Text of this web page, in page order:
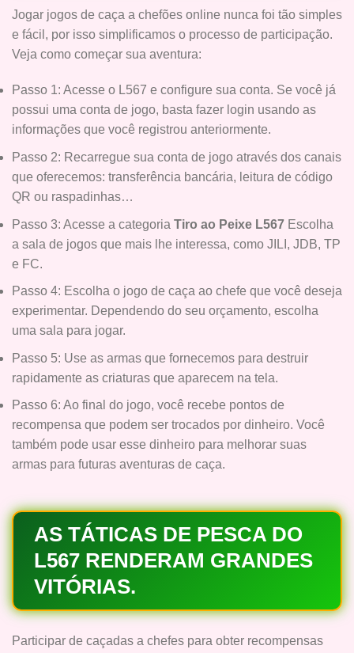
Jogar jogos de caça a chefões online nunca foi tão simples
e fácil, por isso simplificamos o processo de participação.
Veja como começar sua aventura:
Passo 1: Acesse o L567 e configure sua conta. Se você já
possui uma conta de jogo, basta fazer login usando as
informações que você registrou anteriormente.
Passo 2: Recarregue sua conta de jogo através dos canais
que oferecemos: transferência bancária, leitura de código
QR ou raspadinhas…
Passo 3: Acesse a categoria Tiro ao Peixe L567 Escolha
a sala de jogos que mais lhe interessa, como JILI, JDB, TP
e FC.
Passo 4: Escolha o jogo de caça ao chefe que você deseja
experimentar. Dependendo do seu orçamento, escolha
uma sala para jogar.
Passo 5: Use as armas que fornecemos para destruir
rapidamente as criaturas que aparecem na tela.
Passo 6: Ao final do jogo, você recebe pontos de
recompensa que podem ser trocados por dinheiro. Você
também pode usar esse dinheiro para melhorar suas
armas para futuras aventuras de caça.
AS TÁTICAS DE PESCA DO
L567 RENDERAM GRANDES
VITÓRIAS.
Participar de caçadas a chefes para obter recompensas